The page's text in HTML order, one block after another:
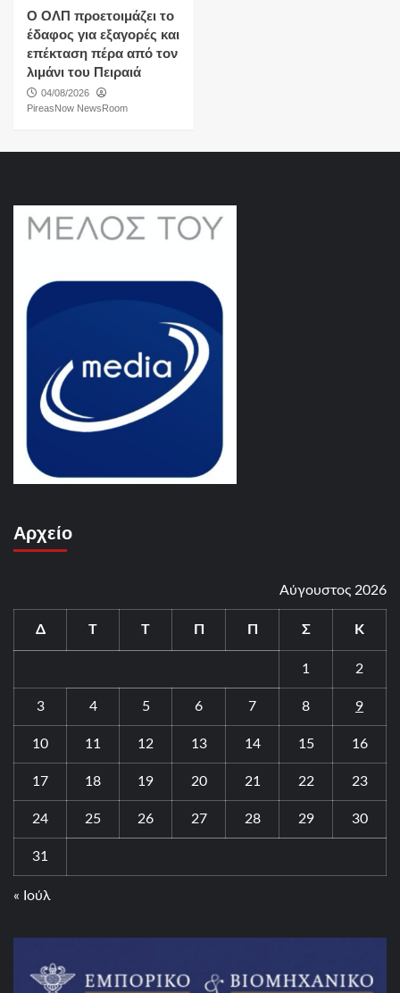
O ΟΛΠ προετοιμάζει το
έδαφος για εξαγορές και
επέκταση πέρα από τον
λιμάνι του Πειραιά
04/08/2026
PireasNow NewsRoom
Αρχείο
Αύγουστος 2026
Δ Τ Τ Π Π Σ Κ
1 2
3 4 5 6 7 8 9
10 11 12 13 14 15 16
17 18 19 20 21 22 23
24 25 26 27 28 29 30
31
« Ιούλ